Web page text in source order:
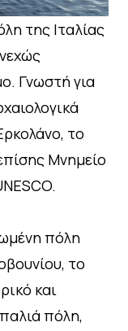
της Ιταλίας
Γνωστή για
το
Μνημείο
πόλη
το
και
πόλη,